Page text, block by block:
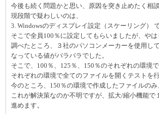
今後も続く問題かと思い、原因を突き止めたく相談
現段階で疑わしいのは、
3. Windowsのディスプレイ設定（スケーリング） で
そこで全員100％に設定してもらいましたが、や
調べたところ、３社のパソコンメーカーを使用し
なっている値がバラバラでした。
そこで、100％、125％、150％のそれぞれの環境
それぞれの環境で全てのファイルを開くテストを行
今のところ、150％の環境で作成したファイルの
これが解決策なのか不明ですが、拡大/縮小機能
進めます。